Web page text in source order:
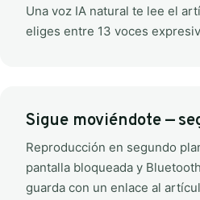
Una voz IA natural te lee el
eliges entre 13 voces
Sigue moviéndote —
Reproducción en segundo
pantalla bloqueada y
guarda con un enlace al